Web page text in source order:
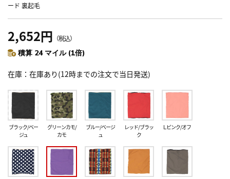
ード 裏起毛
2,652円 （税込）
積算 24 マイル (1倍)
在庫 在庫あり(12時までの注文で当日発送)
ブラック/ベー
ジュ
グリーンカモ/
カモ
ブルー/ベージ
ュ
レッド/ブラッ
ク
L.ピンク/オフ